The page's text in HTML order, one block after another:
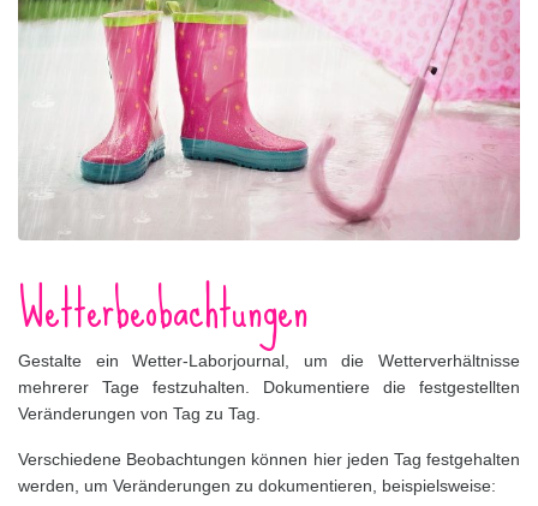
Wetterbeobachtungen
Gestalte ein Wetter-Laborjournal, um die Wetterverhältnisse
mehrerer Tage festzuhalten. Dokumentiere die festgestellten
Veränderungen von Tag zu Tag.
Verschiedene Beobachtungen können hier jeden Tag festgehalten
werden, um Veränderungen zu dokumentieren, beispielsweise: